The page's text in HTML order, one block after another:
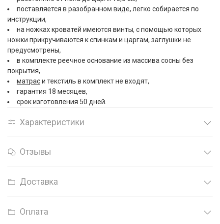
поставляется в разобранном виде, легко собирается по
инструкции,
на ножках кроватей имеются винты, с помощью которых
ножки прикручиваются к спинкам и царгам, заглушки не
предусмотрены,
в комплекте реечное основание из массива сосны без
покрытия,
матраси текстиль в комплект не входят,
гарантия 18 месяцев,
срок изготовления 50 дней.
Характеристики
Отзывы
Доставка
Оплата